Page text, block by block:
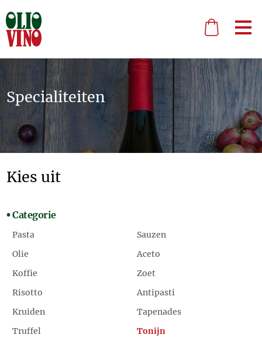
Specialiteiten
Kies uit
Categorie
Pasta
Sauzen
Olie
Aceto
Koffie
Zoet
Risotto
Antipasti
Kruiden
Tapenades
Truffel
Tonijn